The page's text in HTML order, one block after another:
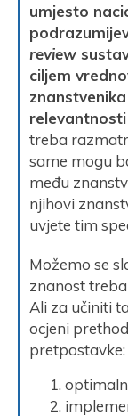
umjesto
review
ciljem
treba
same mogu
među
njihovi
uvjete tim
Možemo se
znanost
Ali za učiniti
ocjeni
pretpostavke: